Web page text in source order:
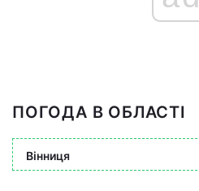
ПОГОДА В ОБЛАСТІ
Вінниця